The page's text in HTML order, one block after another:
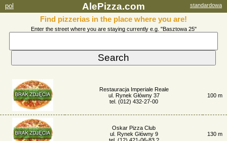
pol AlePizza.com standardowa
Find pizzerias in the place where you are!
Enter the street where you are staying currently e.g. "Basztowa 25"
Restauracja Imperiale Reale
ul. Rynek Główny 37
tel. (012) 432-27-00
100 m
Oskar Pizza Club
ul. Rynek Główny 9
130 m